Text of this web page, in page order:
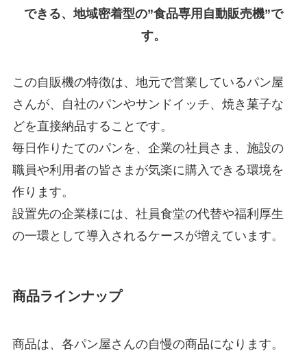
できる、地域密着型の”食品専用自動販売機”で
す。
この自販機の特徴は、地元で営業しているパン屋
さんが、自社のパンやサンドイッチ、焼き菓子な
どを直接納品することです。
毎日作りたてのパンを、企業の社員さま、施設の
職員や利用者の皆さまが気楽に購入できる環境を
作ります。
設置先の企業様には、社員食堂の代替や福利厚生
の一環として導入されるケースが増えています。
商品ラインナップ
商品は、各パン屋さんの自慢の商品になります。